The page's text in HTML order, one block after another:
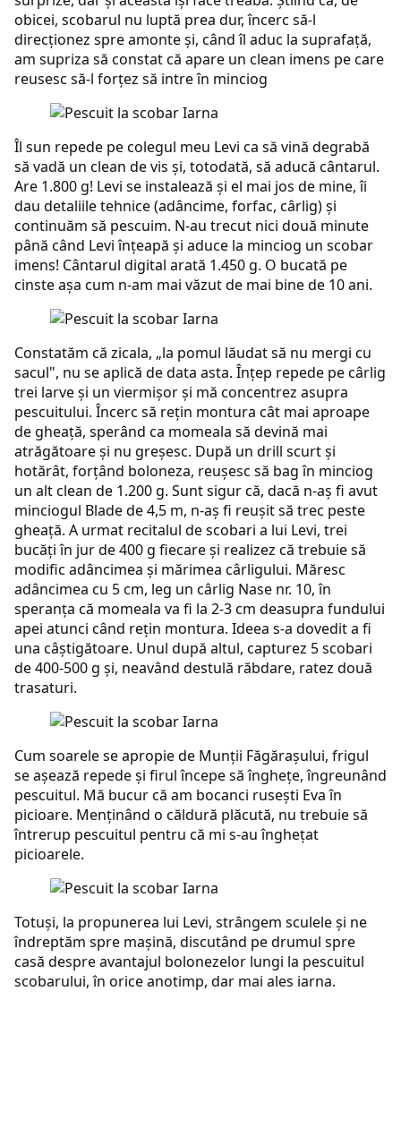
obicei, scobarul nu luptă prea dur, încerc să-l
direcţionez spre amonte şi, când îl aduc la suprafaţă,
am supriza să constat că apare un clean imens pe care
reusesc să-l forţez să intre în minciog
Îl sun repede pe colegul meu Levi ca să vină degrabă
să vadă un clean de vis şi, totodată, să aducă cântarul.
Are 1.800 g! Levi se instalează şi el mai jos de mine, îi
dau detaliile tehnice (adâncime, forfac, cârlig) şi
continuăm să pescuim. N-au trecut nici două minute
până când Levi înţeapă şi aduce la minciog un scobar
imens! Cântarul digital arată 1.450 g. O bucată pe
cinste aşa cum n-am mai văzut de mai bine de 10 ani.
Constatăm că zicala, „la pomul lăudat să nu mergi cu
sacul", nu se aplică de data asta. Înţep repede pe cârlig
trei larve şi un viermişor şi mă concentrez asupra
pescuitului. Încerc să reţin montura cât mai aproape
de gheaţă, sperând ca momeala să devină mai
atrăgătoare şi nu greşesc. După un drill scurt şi
hotărât, forţând boloneza, reuşesc să bag în minciog
un alt clean de 1.200 g. Sunt sigur că, dacă n-aş fi avut
minciogul Blade de 4,5 m, n-aş fi reuşit să trec peste
gheaţă. A urmat recitalul de scobari a lui Levi, trei
bucăţi în jur de 400 g fiecare şi realizez că trebuie să
modific adâncimea şi mărimea cârligului. Măresc
adâncimea cu 5 cm, leg un cârlig Nase nr. 10, în
speranţa că momeala va fi la 2-3 cm deasupra fundului
apei atunci când reţin montura. Ideea s-a dovedit a fi
una câştigătoare. Unul după altul, capturez 5 scobari
de 400-500 g şi, neavând destulă răbdare, ratez două
trasaturi.
Cum soarele se apropie de Munţii Făgăraşului, frigul
se aşează repede şi firul începe să îngheţe, îngreunând
pescuitul. Mă bucur că am bocanci ruseşti Eva în
picioare. Menţinând o căldură plăcută, nu trebuie să
întrerup pescuitul pentru că mi s-au îngheţat
picioarele.
Totuşi, la propunerea lui Levi, strângem sculele şi ne
îndreptăm spre maşină, discutând pe drumul spre
casă despre avantajul bolonezelor lungi la pescuitul
scobarului, în orice anotimp, dar mai ales iarna.